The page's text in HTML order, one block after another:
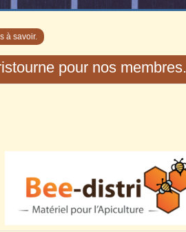
à savoir.
pour nos membres.